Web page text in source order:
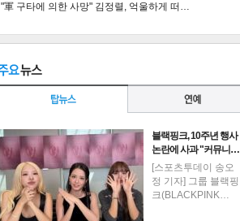
"軍 구타에 의한 사망" 김정렬, 억울하게 떠…
블랙핑크, 10주년 행사
논란에 사과 "커뮤니…
[스포츠투데이 송오
정 기자] 그룹 블랙핑
크(BLACKPINK…